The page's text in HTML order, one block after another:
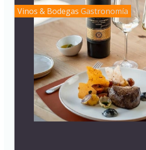
Vinos & Bodegas Gastronomía